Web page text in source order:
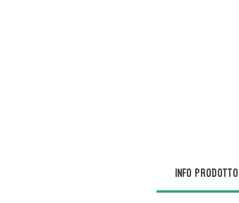
INFO PRODOTTO